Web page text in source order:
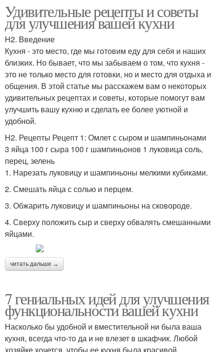
Удивительные рецепты и советы
для улучшения вашей кухни
H2. Введение
Кухня - это место, где мы готовим еду для себя и наших
близких. Но бывает, что мы забываем о том, что кухня -
это не только место для готовки, но и место для отдыха и
общения. В этой статье мы расскажем вам о некоторых
удивительных рецептах и советы, которые помогут вам
улучшить вашу кухню и сделать ее более уютной и
удобной.
H2. Рецепты Рецепт 1: Омлет с сыром и шампиньонами
3 яйца 100 г сыра 100 г шампиньонов 1 луковица соль,
перец, зелень
1. Нарезать луковицу и шампиньоны мелкими кубиками.
2. Смешать яйца с солью и перцем.
3. Обжарить луковицу и шампиньоны на сковороде.
4. Сверху положить сыр и сверху обвалять смешанными
яйцами.
читать дальше →
7 гениальных идей для улучшения
функциональности вашей кухни
Насколько бы удобной и вместительной ни была ваша
кухня, всегда что-то да и не влезет в шкафчик. Любой